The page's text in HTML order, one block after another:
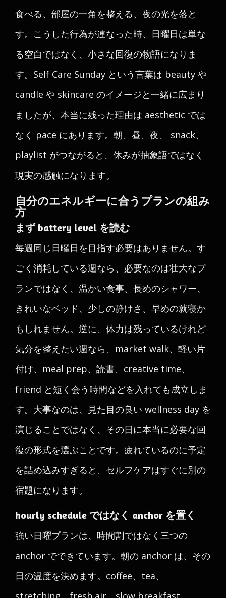
食べる、部屋の一角を整える、夜の光を落と
す。こうした行為が連なった時、日曜日は単な
る空白ではなく、小さな回復の物語になりま
す。Self Care Sunday という言葉は beauty や
candle や skincare のイメージと一緒に広まり
ましたが、本当に残った理由は aesthetic では
なく pace にあります。朝、昼、夜、 snack、
playlist がつながると、休みが抽象語ではなく
現実の感触になります。
自分のエネルギーに合うプランの組み
方
まず battery level を読む
毎週同じ日曜日を目指す必要はありません。す
ごく消耗している週なら、必要なのは壮大なプ
ランではなく、温かい食事、長めのシャワー、
きれいなベッド、少しの静けさ、早めの就寝か
もしれません。逆に、体力は残っているけれど
気分を整えたい週なら、market walk、軽い片
付け、meal prep、読書、creative time、
friend と短く会う時間などを入れても成立しま
す。大事なのは、見た目の良い wellness day を
演じることではなく、その日に本当に必要な回
復の形式を選ぶことです。疲れているのに予定
を詰め込みすぎると、セルフケアはすぐに別の
宿題になります。
hourly schedule ではなく anchor を置く
強い日曜プランは、時間割ではなく三つの
anchor でできています。朝の anchor は、その
日の温度を決めます。coffee、tea、